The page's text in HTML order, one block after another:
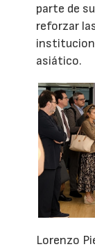
parte de
reforzar
asiático.
Lorenzo